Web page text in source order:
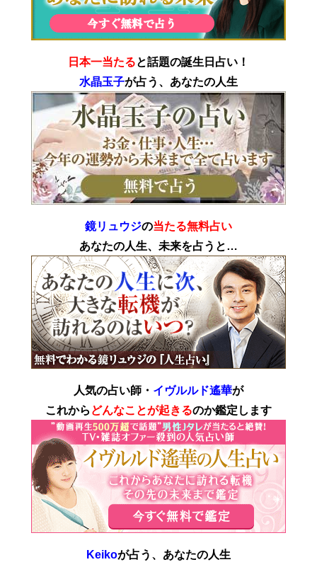
日本一当たる と話題の誕生日占い！
水晶玉子が占う、あなたの人生
鏡リュウジの当たる無料占い
あなたの人生、未来を占うと…
人気の占い師・ イヴルルド遙華が
これから どんなことが起きるのか鑑定します
Keikoが占う、あなたの人生